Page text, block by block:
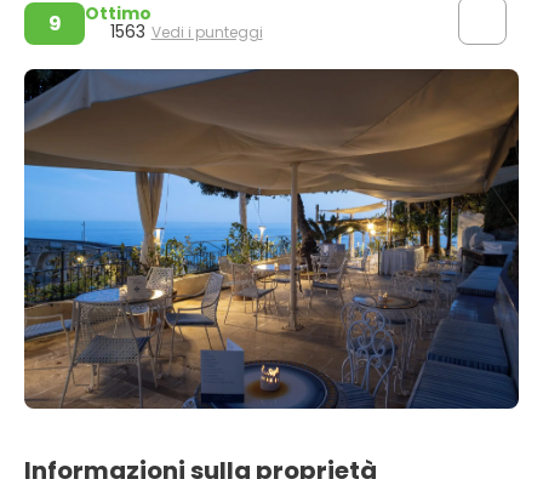
9 Ottimo
1563 Vedi i punteggi
Informazioni sulla proprietà